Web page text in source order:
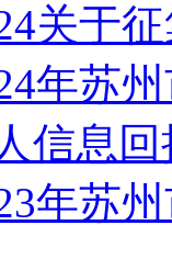
关于
年苏
信息回
年苏